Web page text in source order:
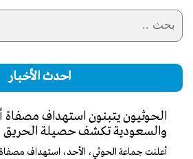
احدث الأخبار
الحوثيون يتبنون استهداف مصفاة
والسعودية تكشف حصيلة الحريق
أعلنت جماعة الحوثي، الأحد، استهداف مصفاة